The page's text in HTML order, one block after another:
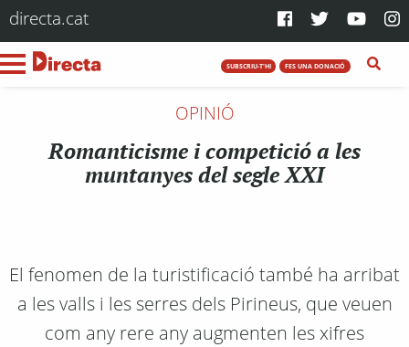
directa.cat
SUBSCRIU-T'HI FES UNA DONACIÓ
OPINIÓ
Romanticisme i competició a les
muntanyes del segle XXI
El fenomen de la turistificació també ha arribat
a les valls i les serres dels Pirineus, que veuen
com any rere any augmenten les xifres